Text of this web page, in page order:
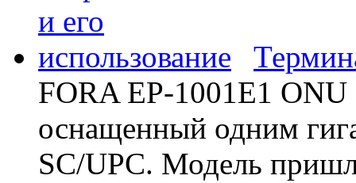
FORA EP-1001E1 ONU
оснащенный одним
SC/UPC. Модель